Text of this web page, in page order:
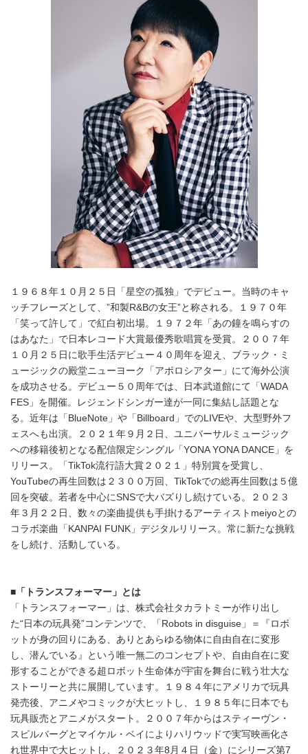
１９６８年１０月２５日「星空の孤独」でデビュー。当時のキャ
ッチフレーズとして、”和製R&Bの女王”と称される。１９７０年
「笑って許して」で紅白初出場。１９７２年「あの鐘を鳴らすの
はあなた」で日本レコード大賞最優秀歌唱賞を受賞。２００７年
１０月２５日に歌手生活デビュー４０周年を迎え、ブラック・ミ
ュージックの殿堂ニューヨーク「アポロシアター」にて海外公演
を成功させる。デビュー５０周年では、日本武道館にて「WADA
FES」を開催。レジェンドシンガー達が一同に集結し話題とな
る。近年は「BlueNote」や「Billboard」でのLIVEや、大型野外フ
ェスへも出演。２０２１年９月２日、ユニバーサルミュージック
への移籍後初となる配信限定シングル「YONA YONA DANCE」を
リリース。「TikTok流行語大賞２０２１」特別賞を受賞し、
YouTubeの再生回数は２３００万回、TikTokでの総再生回数は５億
回を突破。若者を中心にSNSで大バズりし続けている。２０２３
年３月２２日、数々の楽曲提供も手掛けるアーティストmeiyoとの
コラボ楽曲「KANPAI FUNK」デジタルリリース。常に新たな挑戦
をし続け、活動している。
■ 「トランスフォーマー」とは
「トランスフォーマー」は、株式会社タカラトミーが作り出し
た“日本の玩具発”コンテンツで、「Robots in disguise」＝『ロボ
ットが身の回りにある、ありとあらゆる物体に自由自在に変形
し、潜んでいる』という唯一無二のコンセプトや、自由自在に変
形することができる超ロボット生命体が宇宙を舞台に戦う壮大な
ストーリーと共に展開しています。１９８４年にアメリカで玩具
発売後、アニメやコミックが大ヒットし、１９８５年に日本でも
玩具販売とアニメがスタート。２００７年からはスティーヴン・
スピルバーグとマイケル・ベイによりハリウッドで実写映画化さ
れ世界中で大ヒットし、２０２３年8月４日（金）にシリーズ第7
Japanese